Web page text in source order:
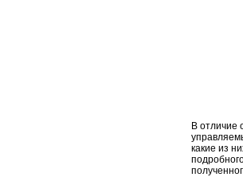
В отличие
какие из